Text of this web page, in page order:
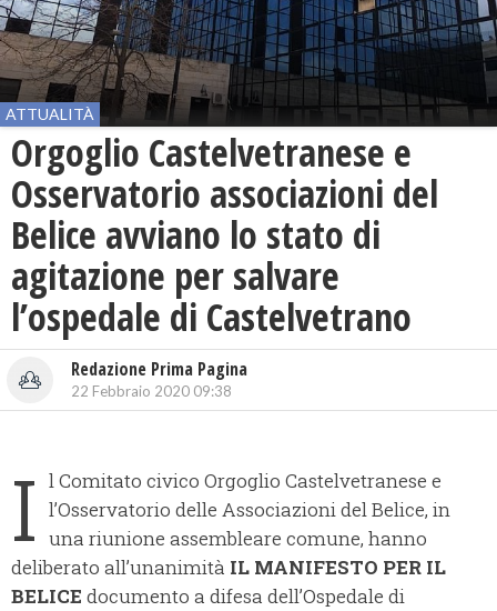
ATTUALITÀ
Orgoglio Castelvetranese e
Osservatorio associazioni del
Belice avviano lo stato di
agitazione per salvare
l’ospedale di Castelvetrano
Redazione Prima Pagina
22 Febbraio 2020 09:38
I l Comitato civico Orgoglio Castelvetranese e
l’Osservatorio delle Associazioni del Belice, in
una riunione assembleare comune, hanno
deliberato all’unanimità IL MANIFESTO PER IL
BELICE documento a difesa dell’Ospedale di